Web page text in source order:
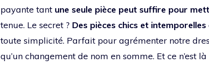
payante tant une seule pièce peut suffire pour
tenue. Le secret ? Des pièces chics et intemporelles
toute simplicité. Parfait pour agrémenter notre
qu’un changement de nom en somme. Et ce n’est